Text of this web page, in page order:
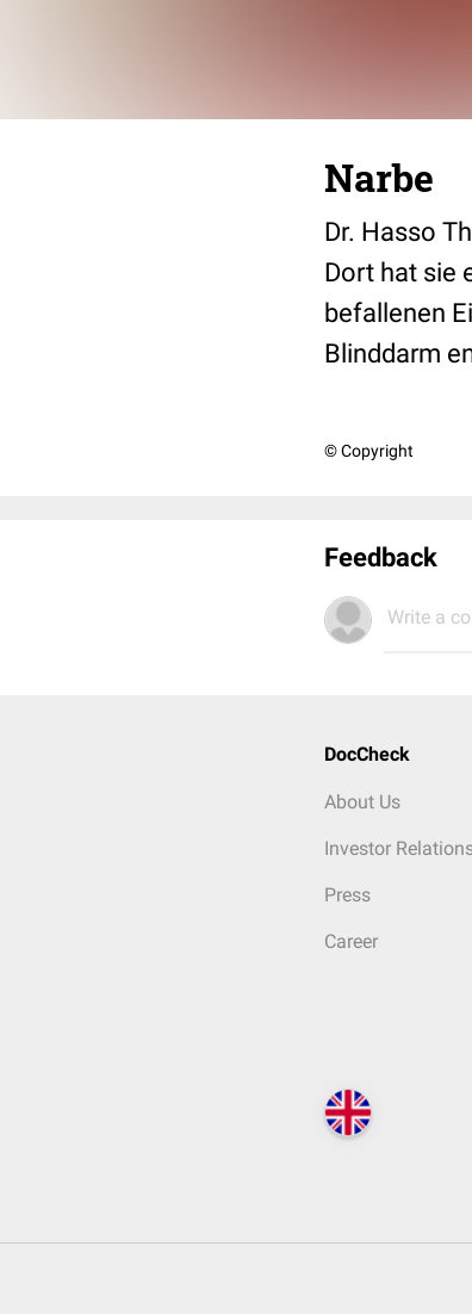
Narbe
Dr. Hasso
Dort hat sie
befallenen
Blinddarm
© Copyright
Feedback
Write a
DocCheck
About Us
Investor
Press
Career